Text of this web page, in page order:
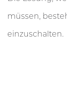
müssen,
einzuschalten.